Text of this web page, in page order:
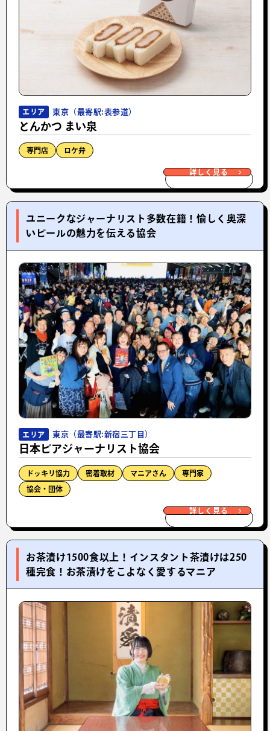
エリア 東京（最寄駅:表参道）
とんかつ まい泉
専門店 ロケ弁
詳しく見る
ユニークなジャーナリスト多数在籍！愉しく奥深
いビールの魅力を伝える協会
エリア 東京（最寄駅:新宿三丁目）
日本ビアジャーナリスト協会
ドッキリ協力 密着取材 マニアさん 専門家
協会・団体
詳しく見る
お茶漬け1500食以上！インスタント茶漬けは250
種完食！お茶漬けをこよなく愛するマニア